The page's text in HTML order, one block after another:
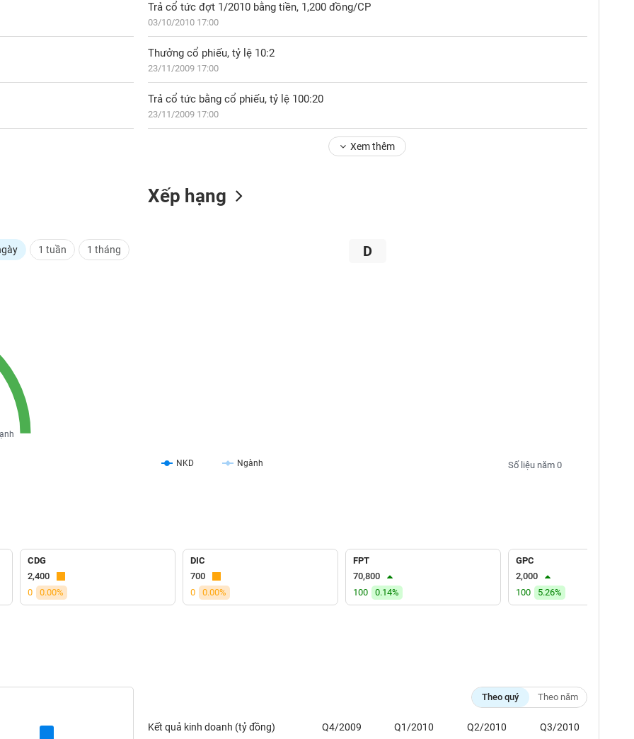
Trả cổ tức đợt 1/2010 bằng tiền, 1,200 đồng/CP
03/10/2010 17:00
Thưởng cổ phiếu, tỷ lệ 10:2
23/11/2009 17:00
Trả cổ tức bằng cổ phiếu, tỷ lệ 100:20
23/11/2009 17:00
Xem thêm
1 tuần 1 tháng
Xếp hạng
D
Số liệu năm 0
NKD Ngành
CDG
2,400
0
0.00%
DIC
700
0
0.00%
FPT
70,800
100
0.14%
GPC
2,000
100
5.26%
Theo quý Theo năm
Kết quả kinh doanh (tỷ đồng) Q4/2009 Q1/2010 Q2/2010 Q3/2010